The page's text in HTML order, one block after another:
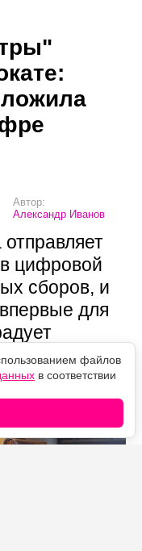
Автор:
Александр Иванов
цифровой
сборов, и
для
файлов
в соответствии